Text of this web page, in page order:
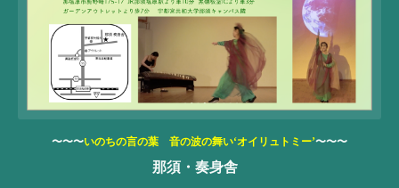
〜〜〜いのちの言の葉 音の波の舞い‘オイリュトミー’〜〜〜
那須・奏身舎